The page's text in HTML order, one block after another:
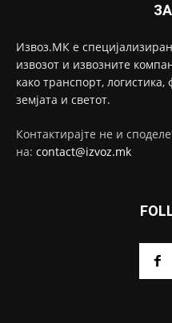
Извоз.МК е
извозот и извозните
како транспорт,
земјата и светот.
Контактирајте не и
на: contact@izvoz.mk